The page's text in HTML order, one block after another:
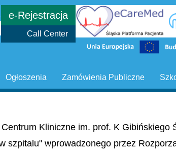
e-Rejestracja
Call Center
Zamówienia Publiczne
Ogłoszenia
Kliniczne im. prof. K Gibińskiego
szpitalu" wprowadzonego przez